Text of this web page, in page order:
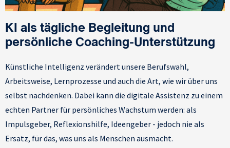
KI als tägliche Begleitung und
persönliche Coaching-Unterstützung
Künstliche Intelligenz verändert unsere Berufswahl,
Arbeitsweise, Lernprozesse und auch die Art, wie wir über uns
selbst nachdenken. Dabei kann die digitale Assistenz zu einem
echten Partner für persönliches Wachstum werden: als
Impulsgeber, Reflexionshilfe, Ideengeber - jedoch nie als
Ersatz, für das, was uns als Menschen ausmacht.